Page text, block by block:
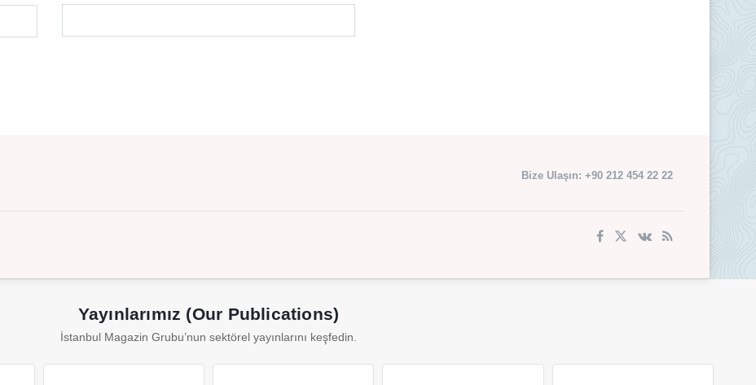
Bize Ulaşın: +90 212 454 22 22
Yayınlarımız (Our Publications)
İstanbul Magazin Grubu’nun sektörel yayınlarını keşfedin.